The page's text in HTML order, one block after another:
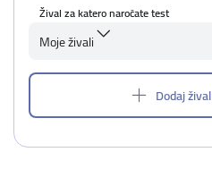
Žival za katero naročate test
Moje živali
Dodaj žival